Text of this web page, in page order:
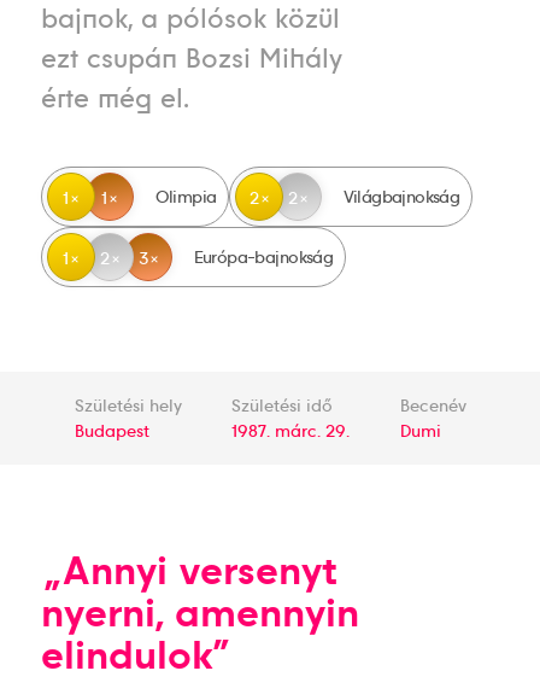
bajnok, a pólósok közül
ezt csupán Bozsi Mihály
érte még el.
1 1 Olimpia 2 2 Világbajnokság
1 2 3 Európa-bajnokság
Születési hely
Budapest
Születési idő
1987. márc. 29.
Becenév
Dumi
„Annyi versenyt
nyerni, amennyin
elindulok”